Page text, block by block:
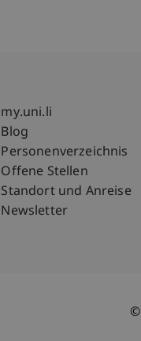
Fußzeile
my.uni.li
Blog
Personenverzeichnis
Offene Stellen
Standort und Anreise
Newsletter
©